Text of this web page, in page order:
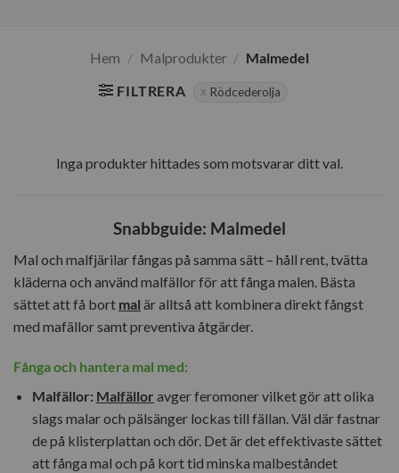
Hem / Malprodukter / Malmedel
FILTRERA
Rödcederolja
Inga produkter hittades som motsvarar ditt val.
Snabbguide: Malmedel
Mal och malfjärilar fångas på samma sätt – håll rent, tvätta
kläderna och använd malfällor för att fånga malen. Bästa
sättet att få bort mal är alltså att kombinera direkt fångst
med mafällor samt preventiva åtgärder.
Fånga och hantera mal med:
Malfällor: Malfällor avger feromoner vilket gör att olika
slags malar och pälsänger lockas till fällan. Väl där fastnar
de på klisterplattan och dör. Det är det effektivaste sättet
att fånga mal och på kort tid minska malbeståndet